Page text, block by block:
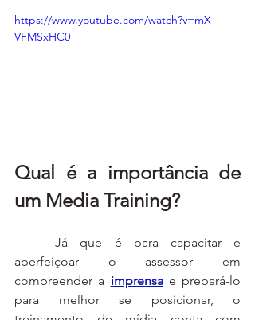
https://www.youtube.com/watch?v=mX-
VFMSxHC0
Qual é a importância de
um Media Training?
	Já que é para capacitar e
aperfeiçoar o assessor em
compreender a imprensa e prepará-lo
para melhor se posicionar, o